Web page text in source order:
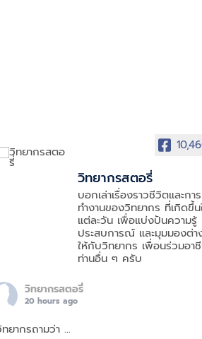
วิทยากรสตอรี่
บอกเล่าเรื่องราวชีวิตและการ
ทำงานของวิทยากร ที่เกิดขึ้น
แต่ละวัน เพื่อแบ่งปันความรู้
ประสบการณ์ และมุมมองต่า
ให้กับวิทยากร เพื่อนร่วมอา
ท่านอื่น ๆ ครับ
วิทยากรสตอรี่
20 hours ago
ยากรถามว่า …